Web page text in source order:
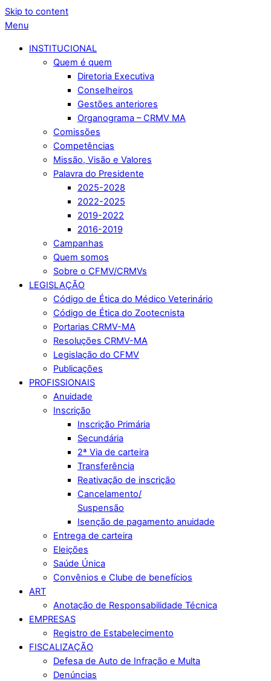
Skip to content
Menu
INSTITUCIONAL
Quem é quem
Diretoria Executiva
Conselheiros
Gestões anteriores
Organograma – CRMV MA
Comissões
Competências
Missão, Visão e Valores
Palavra do Presidente
2025-2028
2022-2025
2019-2022
2016-2019
Campanhas
Quem somos
Sobre o CFMV/CRMVs
LEGISLAÇÃO
Código de Ética do Médico Veterinário
Código de Ética do Zootecnista
Portarias CRMV-MA
Resoluções CRMV-MA
Legislação do CFMV
Publicações
PROFISSIONAIS
Anuidade
Inscrição
Inscrição Primária
Secundária
2ª Via de carteira
Transferência
Reativação de inscrição
Cancelamento/
Suspensão
Isenção de pagamento anuidade
Entrega de carteira
Eleições
Saúde Única
Convênios e Clube de benefícios
ART
Anotação de Responsabilidade Técnica
EMPRESAS
Registro de Estabelecimento
FISCALIZAÇÃO
Defesa de Auto de Infração e Multa
Denúncias